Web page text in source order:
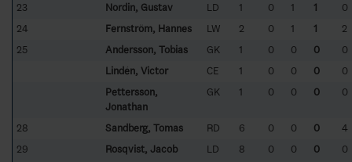
23
Nordin, Gustav LD 1 0 1 1
0
24
Fernström, Hannes LW 2 0 1 1
2
25
Andersson, Tobias GK 1 0 0 0
0
Lindén, Victor
CE 1 0 0 0
0
Pettersson,
Jonathan
GK 1 0 0 0 0
28 Sandberg, Tomas RD 6 0 0 0
4
29
Rosqvist, Jacob LD 8 0 0 0
0